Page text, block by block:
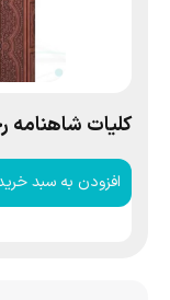
کلیات
افزودن به سبد